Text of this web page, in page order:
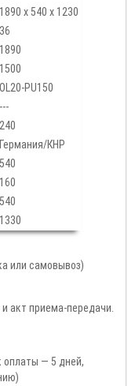
1890 х 540 х 1230
36
1890
1500
OL20-PU150
---
240
Германия/КНР
540
160
540
1330
или самовывоз)
акт приема-передачи.
оплаты — 5 дней,